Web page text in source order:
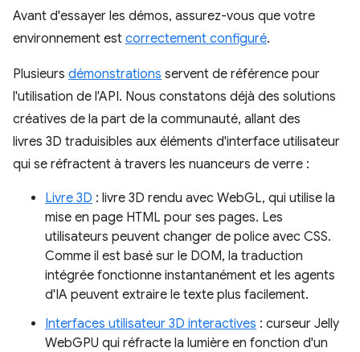
Avant d'essayer les démos, assurez-vous que votre
environnement est correctement configuré.
Plusieurs démonstrations servent de référence pour
l'utilisation de l'API. Nous constatons déjà des solutions
créatives de la part de la communauté, allant des
livres 3D traduisibles aux éléments d'interface utilisateur
qui se réfractent à travers les nuanceurs de verre :
Livre 3D : livre 3D rendu avec WebGL, qui utilise la
mise en page HTML pour ses pages. Les
utilisateurs peuvent changer de police avec CSS.
Comme il est basé sur le DOM, la traduction
intégrée fonctionne instantanément et les agents
d'IA peuvent extraire le texte plus facilement.
Interfaces utilisateur 3D interactives : curseur Jelly
WebGPU qui réfracte la lumière en fonction d'un